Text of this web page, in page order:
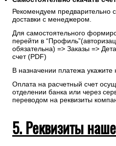
Рекомендуем предварительно
доставки с менеджером.
Для самостоятельного
перейти в
обязательна) => Заказы =>
счет (PDF)
В назначении платежа укажите
Оплата на расчетный счет
отделении банка или через
переводом на реквизиты
5. Реквизиты